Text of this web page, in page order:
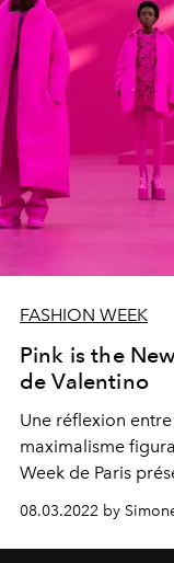
FASHION WEEK
Pink is the
de Valentino
Une réflexion
maximalisme
Week de Paris
et femme
08.03.2022 by